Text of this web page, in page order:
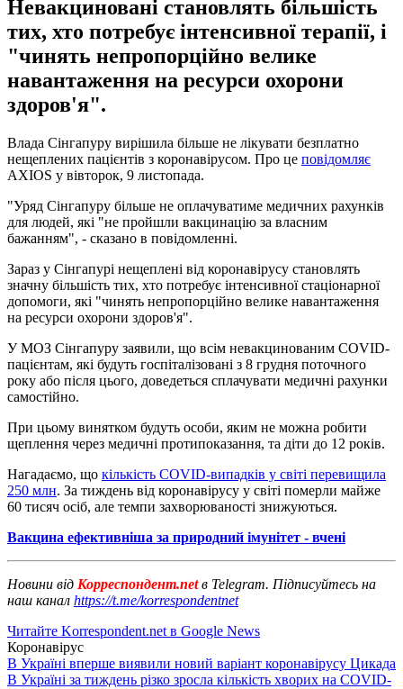
Невакциновані становлять більшість
тих, хто потребує інтенсивної терапії, і
"чинять непропорційно велике
навантаження на ресурси охорони
здоров'я".
Влада Сінгапуру вирішила більше не лікувати безплатно
нещеплених пацієнтів з коронавірусом. Про це повідомляє
AXIOS у вівторок, 9 листопада.
"Уряд Сінгапуру більше не оплачуватиме медичних рахунків
для людей, які "не пройшли вакцинацію за власним
бажанням", - сказано в повідомленні.
Зараз у Сінгапурі нещеплені від коронавірусу становлять
значну більшість тих, хто потребує інтенсивної стаціонарної
допомоги, які "чинять непропорційно велике навантаження
на ресурси охорони здоров'я".
У МОЗ Сінгапуру заявили, що всім невакцинованим COVID-
пацієнтам, які будуть госпіталізовані з 8 грудня поточного
року або після цього, доведеться сплачувати медичні рахунки
самостійно.
При цьому винятком будуть особи, яким не можна робити
щеплення через медичні протипоказання, та діти до 12 років.
Нагадаємо, що кількість COVID-випадків у світі перевищила
250 млн. За тиждень від коронавірусу у світі померли майже
60 тисяч осіб, але темпи захворюваності знижуються.
Вакцина ефективніша за природний імунітет - вчені
Новини від Корреспондент.netв Telegram. Підписуйтесь на
наш канал https://t.me/korrespondentnet
Читайте Korrespondent.net в Google News
Коронавірус
В Україні вперше виявили новий варіант коронавірусу Цикада
В Україні за тиждень різко зросла кількість хворих на COVID-